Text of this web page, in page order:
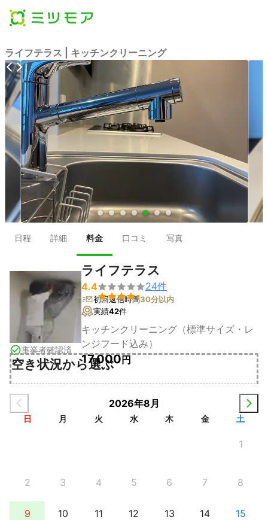
ライフテラス | キッチンクリーニング
● ● ● ● ● ● ●
日程 詳細 料金 口コミ 写真
事業者確認済
ライフテラス
4.4

24件
初回返信時間30分以内
実績42件
キッチンクリーニング（標準サイズ・レ
ンジフード込み）
17,000円
空き状況から選ぶ
2026年8月
日 月 火 水 木 金 土
1
2 3 4 5 6 7 8
9 10 11 12 13 14 15